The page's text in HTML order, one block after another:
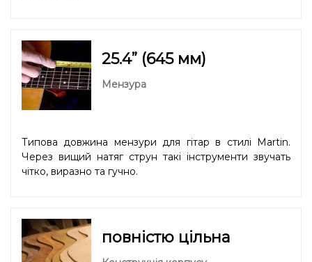
25.4” (645 мм)
Мензура
Типова довжина мензури для гітар в стилі Martin.
Через вищий натяг струн такі інструменти звучать
чітко, виразно та гучно.
повністю цільна